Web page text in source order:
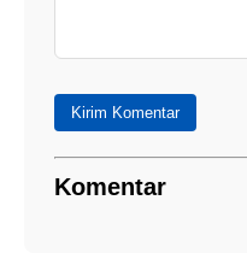
Kirim Komentar
Komentar